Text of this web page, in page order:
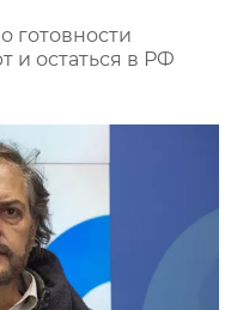
готовности
и остаться в РФ